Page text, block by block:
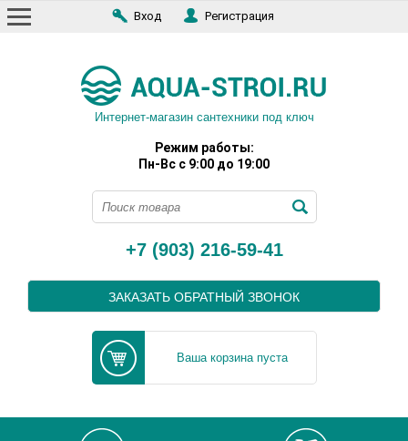
Вход Регистрация
Интернет-магазин сантехники под ключ
Режим работы:
Пн-Вс с 9:00 до 19:00
+7 (903) 216-59-41
ЗАКАЗАТЬ ОБРАТНЫЙ ЗВОНОК
Ваша корзина пуста